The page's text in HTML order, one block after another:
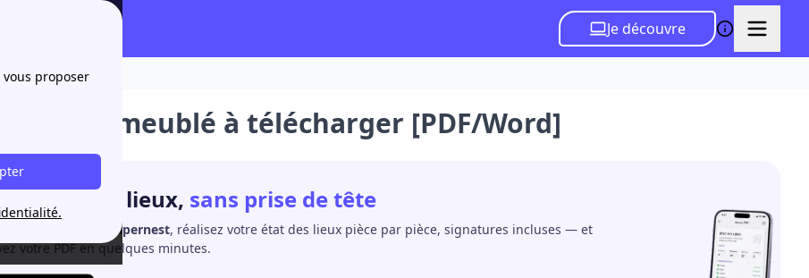
proposer
Je découvre
[PDF/Word]
lieux meublé à télécharger [PDF/Word]
état des lieux, sans prise de tête
État des lieux by papernest, réalisez votre état des lieux pièce par pièce, signatures incluses — et
votre PDF en quelques minutes.